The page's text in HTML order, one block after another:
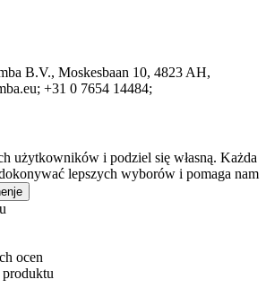
B.V., Moskesbaan 10, 4823 AH,
+31 0 7654 14484;
użytkowników i podziel się własną. Każda
lepszych wyborów i pomaga nam
ocen